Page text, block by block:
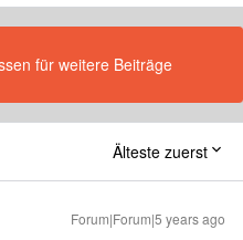
für weitere Beiträge
Älteste zuerst
Forum|Forum|5 years ago